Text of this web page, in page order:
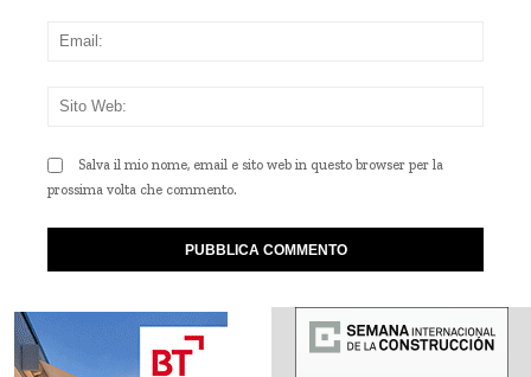
Salva il mio nome, email e sito web in questo browser per la
prossima volta che commento.